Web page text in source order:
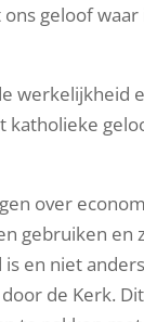
geloof
over
gebruiken en
en niet
de Kerk.